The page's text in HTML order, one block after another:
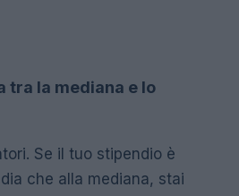
tra la mediana e lo
Se il tuo stipendio è
che alla mediana, stai